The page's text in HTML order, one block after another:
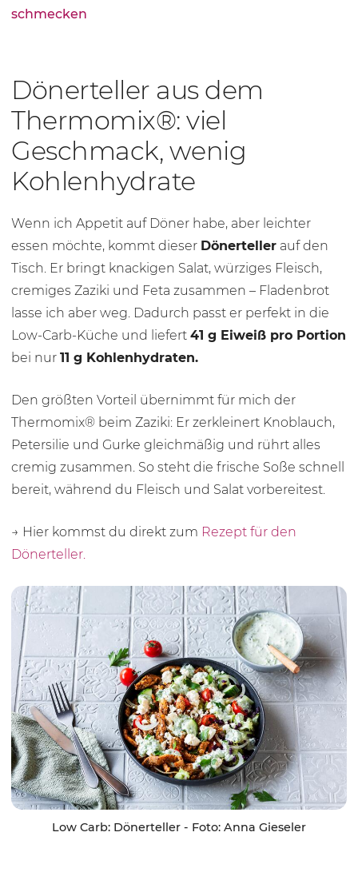
schmecken
Dönerteller aus dem
Thermomix®: viel
Geschmack, wenig
Kohlenhydrate
Wenn ich Appetit auf Döner habe, aber leichter
essen möchte, kommt dieser Dönerteller auf den
Tisch. Er bringt knackigen Salat, würziges Fleisch,
cremiges Zaziki und Feta zusammen – Fladenbrot
lasse ich aber weg. Dadurch passt er perfekt in die
Low-Carb-Küche und liefert 41 g Eiweiß pro Portion
bei nur 11 g Kohlenhydraten.
Den größten Vorteil übernimmt für mich der
Thermomix® beim Zaziki: Er zerkleinert Knoblauch,
Petersilie und Gurke gleichmäßig und rührt alles
cremig zusammen. So steht die frische Soße schnell
bereit, während du Fleisch und Salat vorbereitest.
→ Hier kommst du direkt zum Rezept für den
Dönerteller.
Low Carb: Dönerteller - Foto: Anna Gieseler